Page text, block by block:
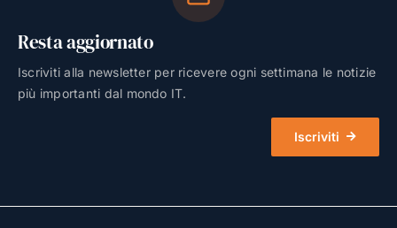
Resta aggiornato
Iscriviti alla newsletter per ricevere ogni settimana le notizie
più importanti dal mondo IT.
Iscriviti